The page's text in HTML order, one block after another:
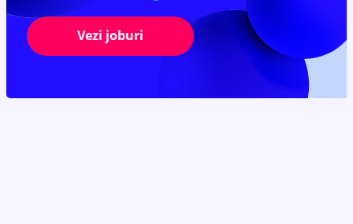
Vezi joburi